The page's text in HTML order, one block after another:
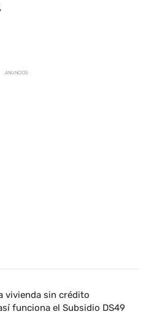
ANUNCIOS
vivienda sin crédito
funciona el Subsidio DS49